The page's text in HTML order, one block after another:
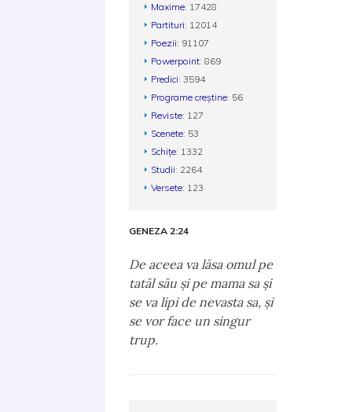
Maxime: 17428
Partituri: 12014
Poezii: 91107
Powerpoint: 869
Predici: 3594
Programe creștine: 56
Reviste: 127
Scenete: 53
Schițe: 1332
Studii: 2264
Versete: 123
GENEZA 2:24
De aceea va lăsa omul pe
tatăl său şi pe mama sa şi
se va lipi de nevasta sa, şi
se vor face un singur
trup.